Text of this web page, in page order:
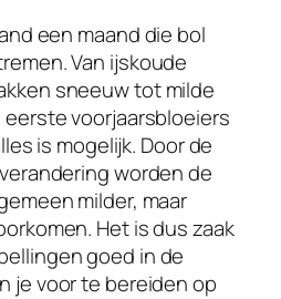
een maand die bol
Van ijskoude
sneeuw tot milde
voorjaarsbloeiers
is mogelijk. Door de
worden de
milder, maar
Het is dus zaak
goed in de
je voor te bereiden op